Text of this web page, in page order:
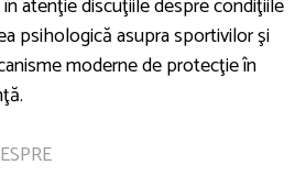
atenţie discuţiile despre condiţiile
psihologică asupra sportivilor şi
moderne de protecţie în